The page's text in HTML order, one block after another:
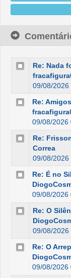
Re: Nada
09/08/2026
Re:
09/08/2026
Re:
Correa
09/08/2026
Re: É no
09/08/2026
Re: O
09/08/2026
Re: O
09/08/2026